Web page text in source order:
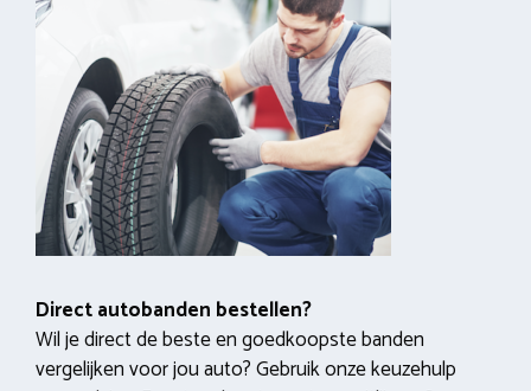
Direct autobanden bestellen?
Wil je direct de beste en goedkoopste banden
vergelijken voor jou auto? Gebruik onze keuzehulp